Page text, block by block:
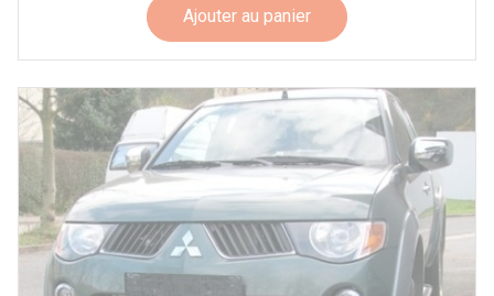
Ajouter au panier